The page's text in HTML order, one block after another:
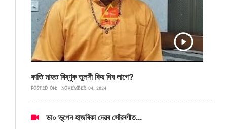
কাতি মাহত বিষ্ণুক তুলসী কিয় দিব লাগে?
POSTED ON: NOVEMBER 04, 2024
ডা০ ভূপেন হাজৰিকা দেৱৰ সোঁৱৰণীত...